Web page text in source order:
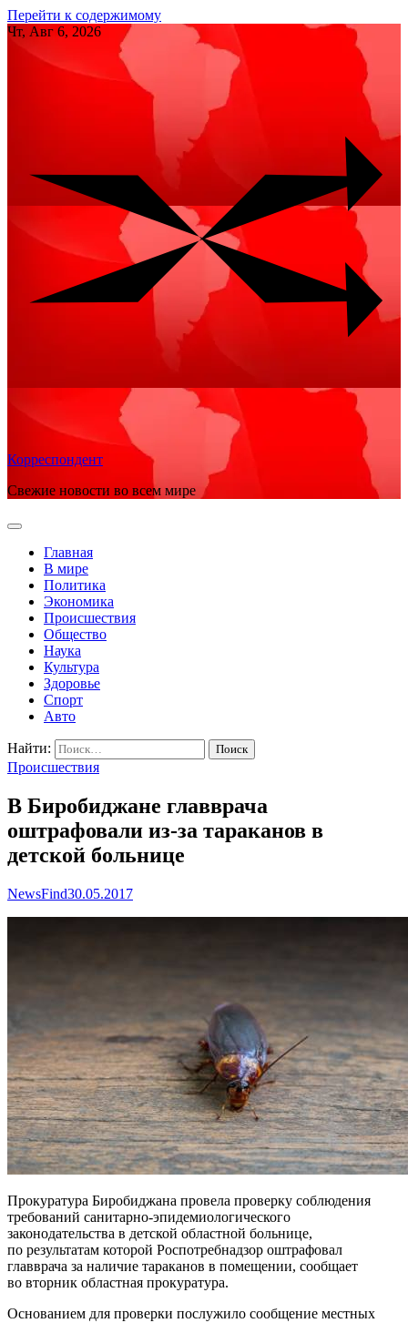
Перейти к содержимому
Чт, Авг 6, 2026
Корреспондент
Свежие новости во всем мире
Главная
В мире
Политика
Экономика
Происшествия
Общество
Наука
Культура
Здоровье
Спорт
Авто
Найти:
Происшествия
В Биробиджане главврача
оштрафовали из-за тараканов в
детской больнице
NewsFind30.05.2017
Прокуратура Биробиджана провела проверку соблюдения
требований санитарно-эпидемиологического
законодательства в детской областной больнице,
по результатам которой Роспотребнадзор оштрафовал
главврача за наличие тараканов в помещении, сообщает
во вторник областная прокуратура.
Основанием для проверки послужило сообщение местных